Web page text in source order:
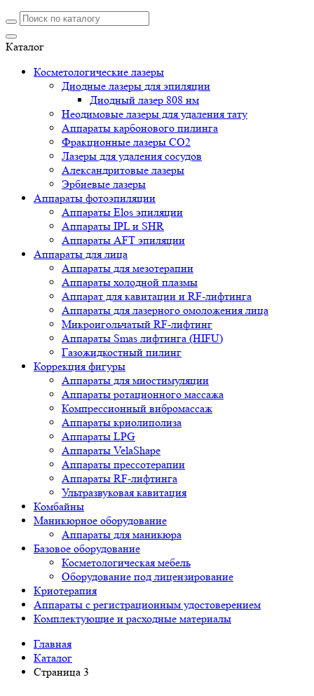
Каталог
Косметологические лазеры
Диодные лазеры для эпиляции
Диодный лазер 808 нм
Неодимовые лазеры для удаления тату
Аппараты карбонового пилинга
Фракционные лазеры CO2
Лазеры для удаления сосудов
Александритовые лазеры
Эрбиевые лазеры
Аппараты фотоэпиляции
Аппараты Elos эпиляции
Аппараты IPL и SHR
Аппараты AFT эпиляции
Аппараты для лица
Аппараты для мезотерапии
Аппараты холодной плазмы
Аппарат для кавитации и RF-лифтинга
Аппараты для лазерного омоложения лица
Микроигольчатый RF-лифтинг
Аппараты Smas лифтинга (HIFU)
Газожидкостный пилинг
Коррекция фигуры
Аппараты для миостимуляции
Аппараты ротационного массажа
Компрессионный вибромассаж
Аппараты криолиполиза
Аппараты LPG
Аппараты VelaShape
Аппараты прессотерапии
Аппараты RF-лифтинга
Ультразвуковая кавитация
Комбайны
Маникюрное оборудование
Аппараты для маникюра
Базовое оборудование
Косметологическая мебель
Оборудование под лицензирование
Криотерапия
Аппараты c регистрационным удостоверением
Комплектующие и расходные материалы
Главная
Каталог
Страница 3